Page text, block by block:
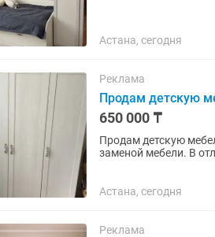
Астана, сегодня
Реклама
Продам детскую
650 000 ₸
Продам детскую
заменой мебели. В
Астана, сегодня
Реклама